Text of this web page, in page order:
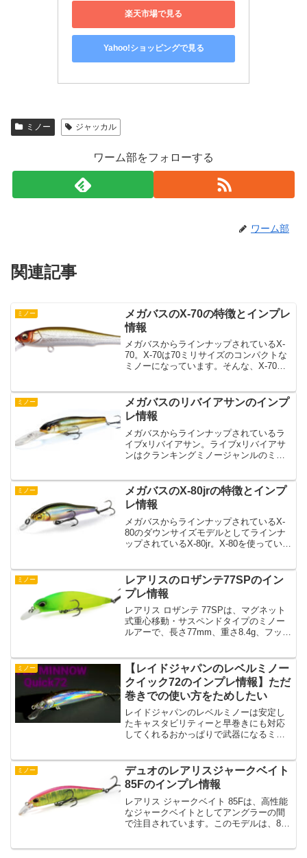
楽天市場で見る
Yahoo!ショッピングで見る
ミノー ジャッカル
ワーム部をフォローする
ワーム部
関連記事
ミノー
メガバスのX-70の特徴とインプレ
情報
メガバスからラインナップされているX-
70。X-70は70ミリサイズのコンパクトな
ミノーになっています。そんな、X-70は
70の特徴とインプレ情報について紹介し
ます。...
ミノー
メガバスのリバイアサンのインプ
レ情報
メガバスからラインナップされているラ
イブxリバイアサン。ライブxリバイアサ
ンはクランキングミノージャンルのミノ
か？ということで、この記事ではメガバ
スのライブxリバイアサ...
ミノー
メガバスのX-80jrの特徴とインプ
レ情報
メガバスからラインナップされているX-
80のダウンサイズモデルとしてラインナ
ップされているX-80jr。X-80を使っている
ノーなのでしょうか？というこ...
ミノー
レアリスのロザンテ77SPのイン
プレ情報
レアリス ロザンテ 77SPは、マグネット
式重心移動・サスペンドタイプのミノー
ルアーで、長さ77mm、重さ8.4g、フック
たハイピッチ・タイト・ローリング仕様
で...
ミノー
【レイドジャパンのレベルミノー
クイック72のインプレ情報】ただ
巻きでの使い方をためしたい
レイドジャパンのレベルミノーは安定し
たキャスタビリティーと早巻きにも対応
してくれるおかっぱりで武器になるミノ
ークイック72がリリースされています。
この記事ではレベルミノ...
ミノー
デュオのレアリスジャークベイト
85Fのインプレ情報
レアリス ジャークベイト 85Fは、高性能
なジャークベイトとしてアングラーの間
で注目されています。このモデルは、85